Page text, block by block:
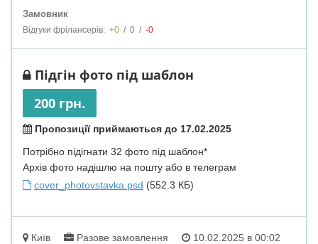
Замовник
Відгуки фрілансерів: +0 / 0 / -0
Підгін фото під шаблон
200 грн.
Пропозиції приймаються до 17.02.2025
Потрібно підігнати 32 фото під шаблон*
Архів фото надішлю на пошту або в телеграм
cover_photovstavka.psd (552.3 КБ)
Київ Разове замовлення
10.02.2025 в 00:02